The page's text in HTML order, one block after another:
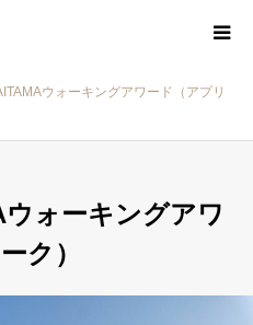
ウォーキングアワード（アプリ
ウォーキングアワ
ク）